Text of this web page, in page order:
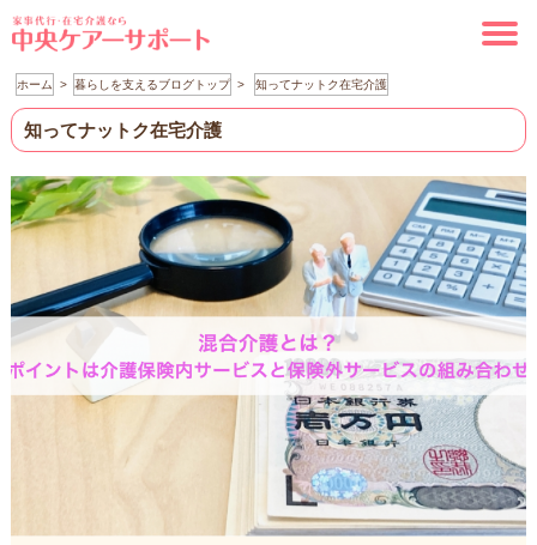
ホーム 暮らしを支えるブログトップ 知ってナットク在宅介護
知ってナットク在宅介護